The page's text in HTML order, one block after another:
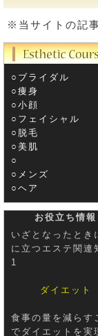
※当サイトの記
○ブライダル
○痩身
○小顔
○フェイシャル
○脱毛
○美肌
○­
○メンズ
○ヘア
お役立ち情報
いざとなったとき
に立つエステ関連
1
ダイエット
食事の量を減らす
でダイエットを実